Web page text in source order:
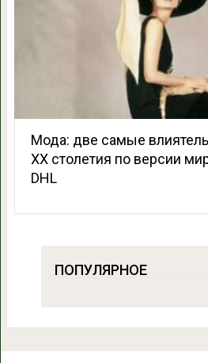
Мода: две самые
ХХ столетия по версии
DHL
ПОПУЛЯРНОЕ